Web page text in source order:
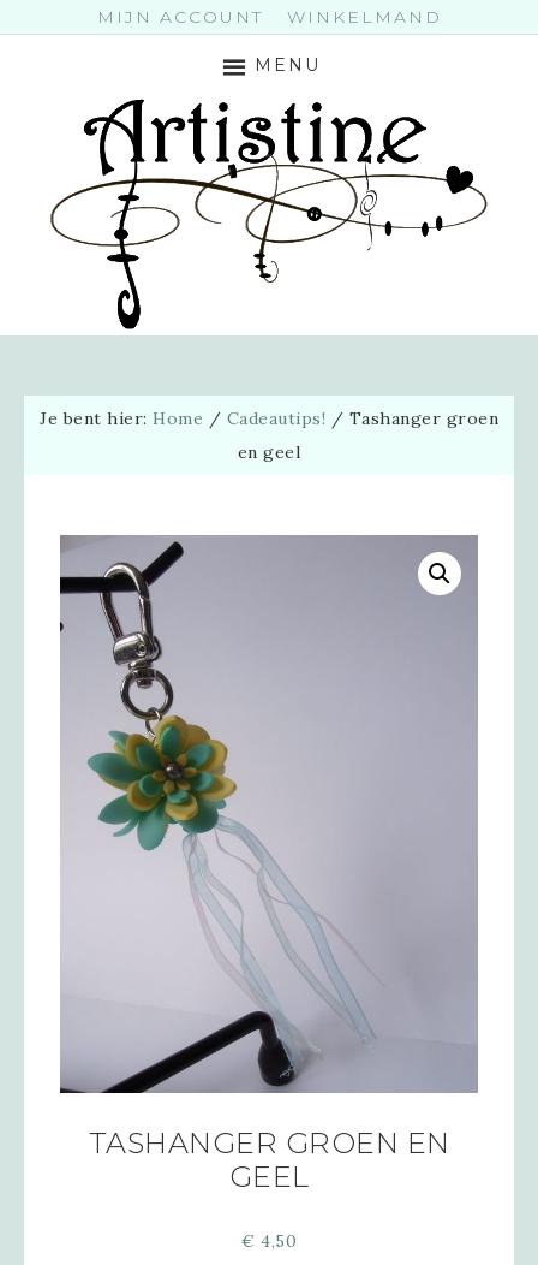
MIJN ACCOUNT WINKELMAND
MENU
Je bent hier: Home / Cadeautips! / Tashanger groen
en geel
TASHANGER GROEN EN
GEEL
€ 4,50